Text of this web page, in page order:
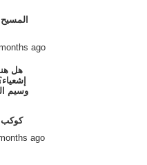
ago
وسيم
799 -
ago